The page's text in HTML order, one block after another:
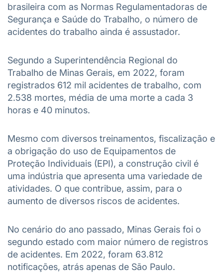
brasileira com as Normas Regulamentadoras de
Segurança e Saúde do Trabalho, o número de
acidentes do trabalho ainda é assustador.
Segundo a Superintendência Regional do
Trabalho de Minas Gerais, em 2022, foram
registrados 612 mil acidentes de trabalho, com
2.538 mortes, média de uma morte a cada 3
horas e 40 minutos.
Mesmo com diversos treinamentos, fiscalização e
a obrigação do uso de Equipamentos de
Proteção Individuais (EPI), a construção civil é
uma indústria que apresenta uma variedade de
atividades. O que contribue, assim, para o
aumento de diversos riscos de acidentes.
No cenário do ano passado, Minas Gerais foi o
segundo estado com maior número de registros
de acidentes. Em 2022, foram 63.812
notificações, atrás apenas de São Paulo.